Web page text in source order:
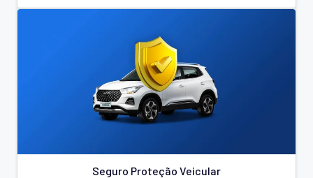
Seguro Proteção Veicular